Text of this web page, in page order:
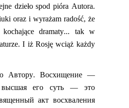
dzieło spod pióra Autora.
orazi wyrażam radość, że
dramaty... tak w
I iż Rosję wciąż każdy
Автору. Восхищение—
высшая его суть — это
акт восхваления